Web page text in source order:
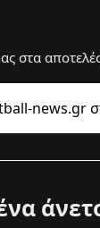
στα
news.gr